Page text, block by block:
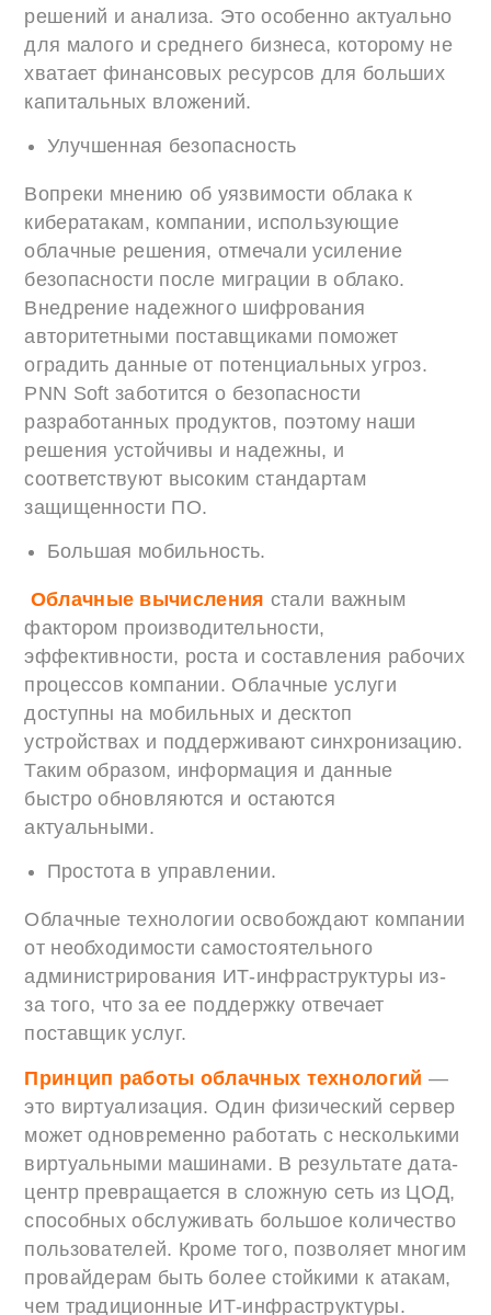
решений и анализа. Это особенно актуально
для малого и среднего бизнеса, которому не
хватает финансовых ресурсов для больших
капитальных вложений.
Улучшенная безопасность
Вопреки мнению об уязвимости облака к
кибератакам, компании, использующие
облачные решения, отмечали усиление
безопасности после миграции в облако.
Внедрение надежного шифрования
авторитетными поставщиками поможет
оградить данные от потенциальных угроз.
PNN Soft заботится о безопасности
разработанных продуктов, поэтому наши
решения устойчивы и надежны, и
соответствуют высоким стандартам
защищенности ПО.
Большая мобильность.
Облачные вычисления стали важным
фактором производительности,
эффективности, роста и составления рабочих
процессов компании. Облачные услуги
доступны на мобильных и десктоп
устройствах и поддерживают синхронизацию.
Таким образом, информация и данные
быстро обновляются и остаются
актуальными.
Простота в управлении.
Облачные технологии освобождают компании
от необходимости самостоятельного
администрирования ИТ-инфраструктуры из-
за того, что за ее поддержку отвечает
поставщик услуг.
Принцип работы облачных технологий —
это виртуализация. Один физический сервер
может одновременно работать с несколькими
виртуальными машинами. В результате дата-
центр превращается в сложную сеть из ЦОД,
способных обслуживать большое количество
пользователей. Кроме того, позволяет многим
провайдерам быть более стойкими к атакам,
чем традиционные ИТ-инфраструктуры.